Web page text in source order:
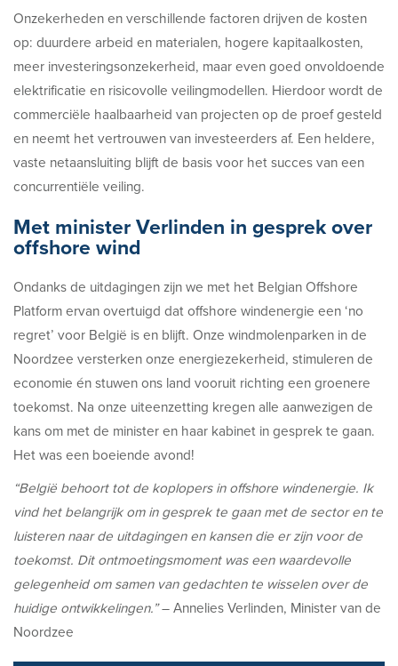
Onzekerheden en verschillende factoren drijven de kosten
op: duurdere arbeid en materialen, hogere kapitaalkosten,
meer investeringsonzekerheid, maar even goed onvoldoende
elektrificatie en risicovolle veilingmodellen. Hierdoor wordt de
commerciële haalbaarheid van projecten op de proef gesteld
en neemt het vertrouwen van investeerders af. Een heldere,
vaste netaansluiting blijft de basis voor het succes van een
concurrentiële veiling.
Met minister Verlinden in gesprek over
offshore wind
Ondanks de uitdagingen zijn we met het Belgian Offshore
Platform ervan overtuigd dat offshore windenergie een ‘no
regret’ voor België is en blijft. Onze windmolenparken in de
Noordzee versterken onze energiezekerheid, stimuleren de
economie én stuwen ons land vooruit richting een groenere
toekomst. Na onze uiteenzetting kregen alle aanwezigen de
kans om met de minister en haar kabinet in gesprek te gaan.
Het was een boeiende avond!
“België behoort tot de koplopers in offshore windenergie. Ik
vind het belangrijk om in gesprek te gaan met de sector en te
luisteren naar de uitdagingen en kansen die er zijn voor de
toekomst. Dit ontmoetingsmoment was een waardevolle
gelegenheid om samen van gedachten te wisselen over de
huidige ontwikkelingen.”– Annelies Verlinden, Minister van de
Noordzee